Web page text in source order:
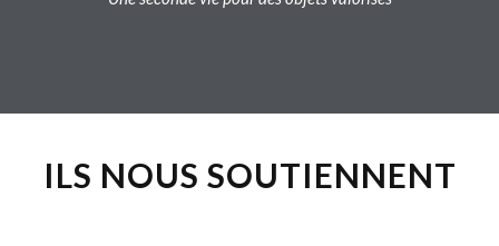
ILS NOUS SOUTIENNENT